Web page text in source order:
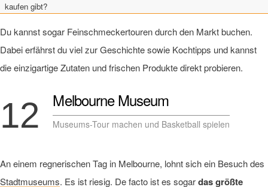
kaufen gibt?
Du kannst sogar Feinschmeckertouren durch den Markt buchen.
Dabei erfährst du viel zur Geschichte sowie Kochtipps und kannst
die einzigartige Zutaten und frischen Produkte direkt probieren.
12 Melbourne Museum
Museums-Tour machen und Basketball spielen
An einem regnerischen Tag in Melbourne, lohnt sich ein Besuch des
Stadtmuseums. Es ist riesig. De facto ist es sogardas größte